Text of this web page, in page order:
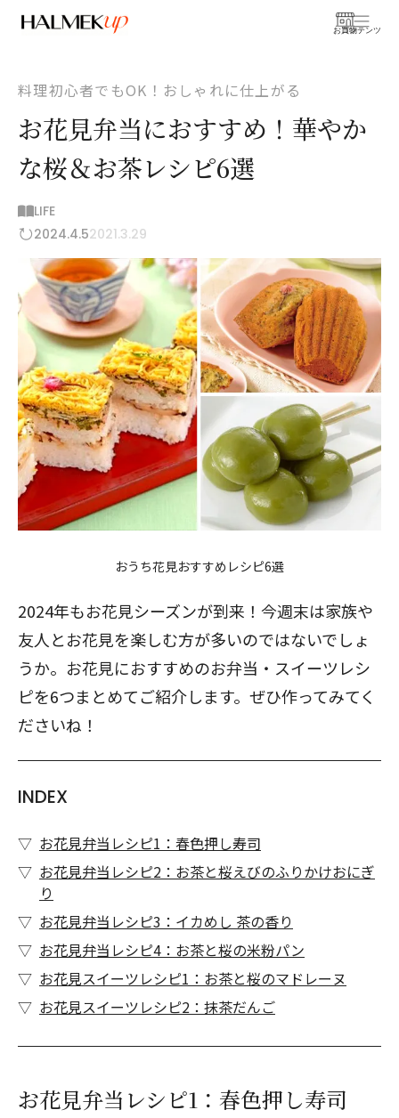
お買物
コンテンツ
料理初心者でもOK！おしゃれに仕上がる
お花見弁当におすすめ！華やか
な桜＆お茶レシピ6選
LIFE
2024.4.52021.3.29
おうち花見おすすめレシピ6選
2024年もお花見シーズンが到来！今週末は家族や
友人とお花見を楽しむ方が多いのではないでしょ
うか。お花見におすすめのお弁当・スイーツレシ
ピを6つまとめてご紹介します。ぜひ作ってみてく
ださいね！
INDEX
お花見弁当レシピ1：春色押し寿司
お花見弁当レシピ2：お茶と桜えびのふりかけおにぎ
り
お花見弁当レシピ3：イカめし 茶の香り
お花見弁当レシピ4：お茶と桜の米粉パン
お花見スイーツレシピ1：お茶と桜のマドレーヌ
お花見スイーツレシピ2：抹茶だんご
お花見弁当レシピ1：春色押し寿司